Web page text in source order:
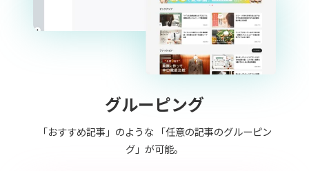
グルーピング
「おすすめ記事」のような 「任意の記事のグルーピン
グ」が可能。